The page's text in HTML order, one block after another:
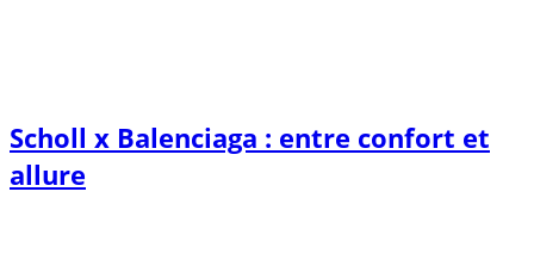
Scholl x Balenciaga : entre confort et
allure